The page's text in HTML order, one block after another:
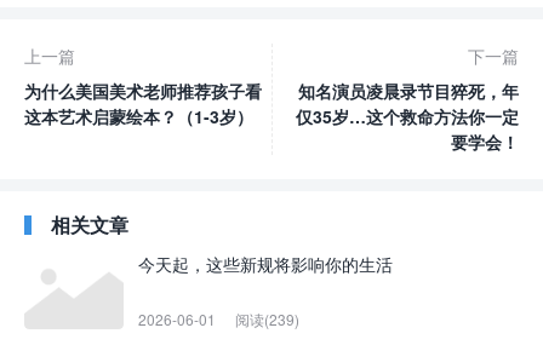
上一篇
为什么美国美术老师推荐孩子看
这本艺术启蒙绘本？（1-3岁）
下一篇
知名演员凌晨录节目猝死，年
仅35岁…这个救命方法你一定
要学会！
相关文章
今天起，这些新规将影响你的生活
2026-06-01 阅读(239)